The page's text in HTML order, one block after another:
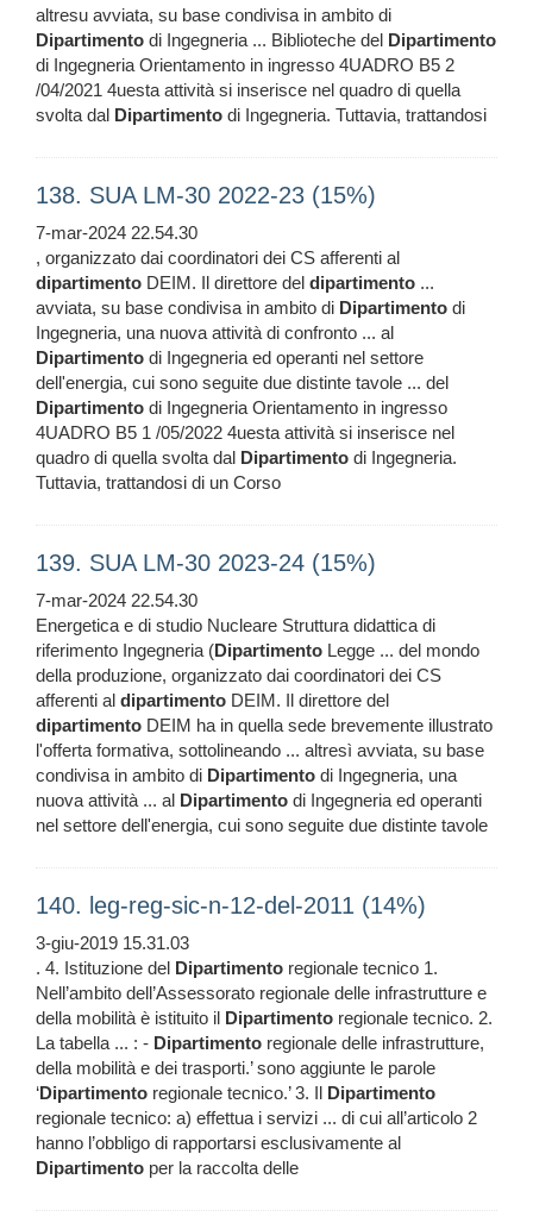
altresu avviata, su base condivisa in ambito di
Dipartimento di Ingegneria ... Biblioteche del Dipartimento
di Ingegneria Orientamento in ingresso 4UADRO B5 2
/04/2021 4uesta attività si inserisce nel quadro di quella
svolta dal Dipartimento di Ingegneria. Tuttavia, trattandosi
138. SUA LM-30 2022-23 (15%)
7-mar-2024 22.54.30
, organizzato dai coordinatori dei CS afferenti al
dipartimento DEIM. Il direttore del dipartimento ...
avviata, su base condivisa in ambito di Dipartimento di
Ingegneria, una nuova attività di confronto ... al
Dipartimento di Ingegneria ed operanti nel settore
dell'energia, cui sono seguite due distinte tavole ... del
Dipartimento di Ingegneria Orientamento in ingresso
4UADRO B5 1 /05/2022 4uesta attività si inserisce nel
quadro di quella svolta dal Dipartimento di Ingegneria.
Tuttavia, trattandosi di un Corso
139. SUA LM-30 2023-24 (15%)
7-mar-2024 22.54.30
Energetica e di studio Nucleare Struttura didattica di
riferimento Ingegneria (Dipartimento Legge ... del mondo
della produzione, organizzato dai coordinatori dei CS
afferenti al dipartimento DEIM. Il direttore del
dipartimento DEIM ha in quella sede brevemente illustrato
l'offerta formativa, sottolineando ... altresì avviata, su base
condivisa in ambito di Dipartimento di Ingegneria, una
nuova attività ... al Dipartimento di Ingegneria ed operanti
nel settore dell'energia, cui sono seguite due distinte tavole
140. leg-reg-sic-n-12-del-2011 (14%)
3-giu-2019 15.31.03
. 4. Istituzione del Dipartimento regionale tecnico 1.
Nell’ambito dell’Assessorato regionale delle infrastrutture e
della mobilità è istituito il Dipartimento regionale tecnico. 2.
La tabella ... : - Dipartimento regionale delle infrastrutture,
della mobilità e dei trasporti.’ sono aggiunte le parole
‘Dipartimento regionale tecnico.’ 3. Il Dipartimento
regionale tecnico: a) effettua i servizi ... di cui all’articolo 2
hanno l’obbligo di rapportarsi esclusivamente al
Dipartimento per la raccolta delle